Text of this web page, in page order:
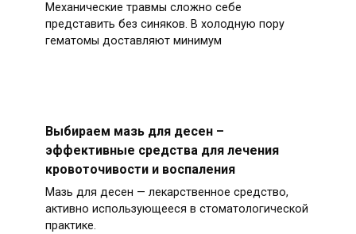
Механические травмы сложно себе
представить без синяков. В холодную пору
гематомы доставляют минимум
Выбираем мазь для десен –
эффективные средства для лечения
кровоточивости и воспаления
Мазь для десен — лекарственное средство,
активно использующееся в стоматологической
практике.